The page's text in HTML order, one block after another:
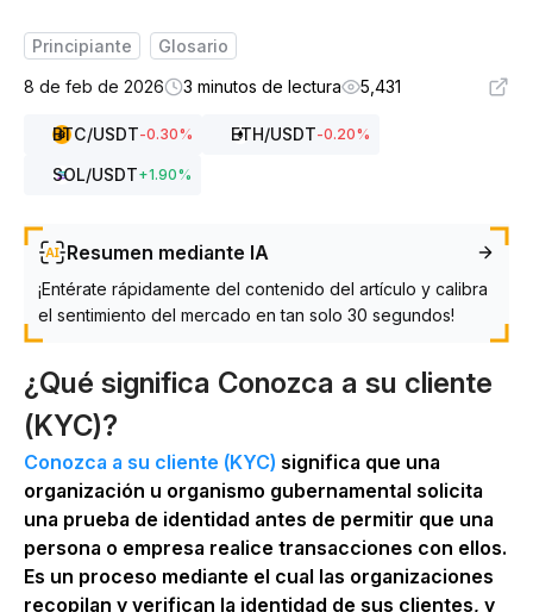
Principiante
Glosario
8 de feb de 2026
3 minutos de lectura 5,431
BTC/USDT-0.30% ETH/USDT-0.20%
SOL/USDT+1.90%
Resumen mediante IA
¡Entérate rápidamente del contenido del artículo y calibra
el sentimiento del mercado en tan solo 30 segundos!
¿Qué significa Conozca a su cliente
(KYC)?
Conozca a su cliente (KYC) significa que una
organización u organismo gubernamental solicita
una prueba de identidad antes de permitir que una
persona o empresa realice transacciones con ellos.
Es un proceso mediante el cual las organizaciones
recopilan y verifican la identidad de sus clientes, y